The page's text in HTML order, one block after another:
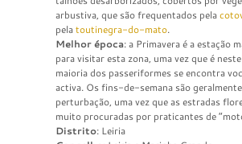
arbustiva, que são frequentados pela
pelatoutinegra-do-mato.
Melhor época: a Primavera é a estação
para visitar esta zona, uma vez que é
maioria dos passeriformes se encontra
activa. Os fins-de-semana são
perturbação, uma vez que as estradas
muito procuradas por praticantes de
Distrito: Leiria